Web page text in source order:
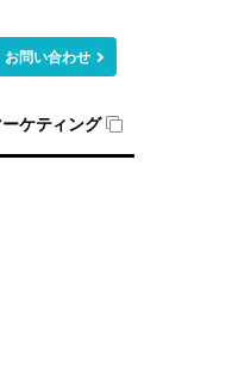
お問い合わせ
ケティング